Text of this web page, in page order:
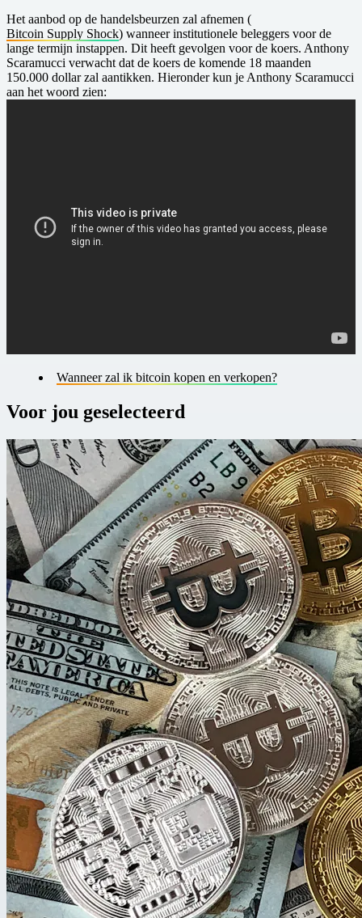
Het aanbod op de handelsbeurzen zal afnemen (
Bitcoin Supply Shock) wanneer institutionele beleggers voor de
lange termijn instappen. Dit heeft gevolgen voor de koers. Anthony
Scaramucci verwacht dat de koers de komende 18 maanden
150.000 dollar zal aantikken. Hieronder kun je Anthony Scaramucci
aan het woord zien:
Wanneer zal ik bitcoin kopen en verkopen?
Voor jou geselecteerd